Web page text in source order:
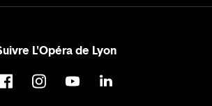
L'Opéra de Lyon